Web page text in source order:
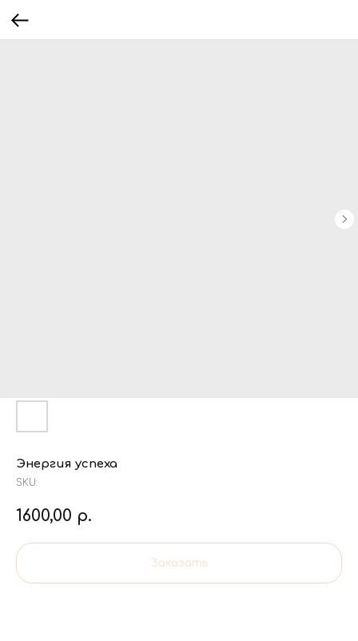
Энергия успеха
SKU:
1600,00 р.
Заказать